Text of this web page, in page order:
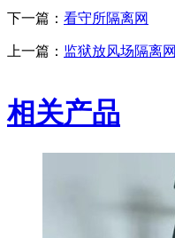
下一篇： 看守所隔离网
上一篇： 监狱放风场隔离网
相关产品